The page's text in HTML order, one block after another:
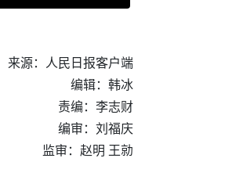
来源：人民日报客户端
编辑：韩冰
责编：李志财
编审：刘福庆
监审：赵明 王勍